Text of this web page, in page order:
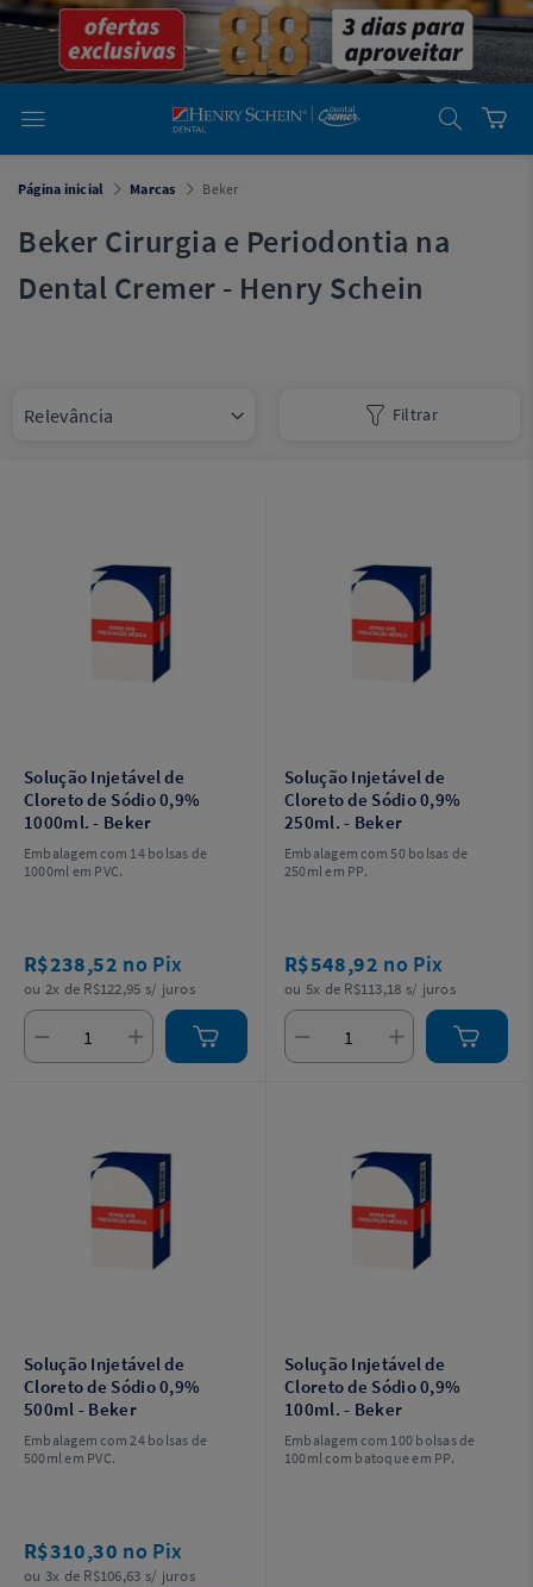
emDental
Cremer -
Henry Schein
Laboratório
Laboratório
emDental
Henry Schein
Equipamentos
Cremer
Página inicial Marcas Beker
Beker Cirurgia e Periodontia na
Dental Cremer - Henry Schein
Solução Injetável de
Cloreto de Sódio 0,9%
1000ml. - Beker
Embalagem com 14 bolsas de
1000ml em PVC.
R$238,52 no Pix
ou 2x de R$122,95 s/ juros
Solução Injetável de
Cloreto de Sódio 0,9%
250ml. - Beker
Embalagem com 50 bolsas de
250ml em PP.
R$548,92 no Pix
ou 5x de R$113,18 s/ juros
Solução Injetável de
Cloreto de Sódio 0,9%
500ml - Beker
Embalagem com 24 bolsas de
500ml em PVC.
R$310,30 no Pix
ou 3x de R$106,63 s/ juros
Solução Injetável de
Cloreto de Sódio 0,9%
100ml. - Beker
Embalagem com 100 bolsas de
100ml com batoque em PP.
Filtrar